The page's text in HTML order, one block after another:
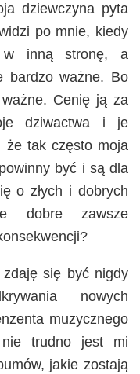
dziewczyna pyta
po mnie, kiedy
w inną stronę, a
bardzo ważne. Bo
Cenię ją za
dziwactwa i je
że tak często moja
być i są dla
o złych i dobrych
dobre zawsze
się być nigdy
nowych
muzycznego
trudno jest mi
jakie zostają